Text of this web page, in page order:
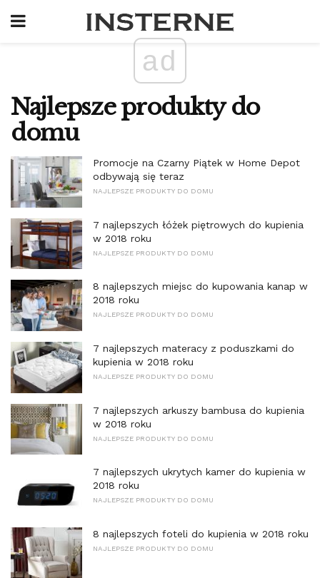
ad
Najlepsze produkty do
domu
Promocje na Czarny Piątek w Home Depot
odbywają się teraz
NAJLEPSZE PRODUKTY DO DOMU
7 najlepszych łóżek piętrowych do kupienia
w 2018 roku
NAJLEPSZE PRODUKTY DO DOMU
8 najlepszych miejsc do kupowania kanap w
2018 roku
NAJLEPSZE PRODUKTY DO DOMU
7 najlepszych materacy z poduszkami do
kupienia w 2018 roku
NAJLEPSZE PRODUKTY DO DOMU
7 najlepszych arkuszy bambusa do kupienia
w 2018 roku
NAJLEPSZE PRODUKTY DO DOMU
7 najlepszych ukrytych kamer do kupienia w
2018 roku
NAJLEPSZE PRODUKTY DO DOMU
8 najlepszych foteli do kupienia w 2018 roku
NAJLEPSZE PRODUKTY DO DOMU